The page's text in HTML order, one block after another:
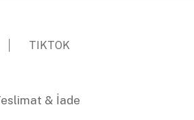
TIKTOK
& İade